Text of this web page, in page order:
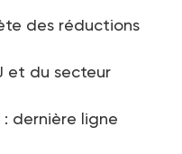
des réductions
et du secteur
dernière ligne